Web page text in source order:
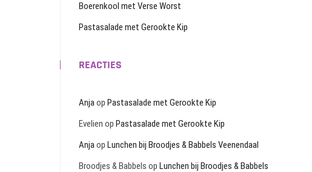
Boerenkool met Verse Worst
Pastasalade met Gerookte Kip
REACTIES
Anjaop Pastasalade met Gerookte Kip
Evelien op Pastasalade met Gerookte Kip
Anjaop Lunchen bij Broodjes & Babbels Veenendaal
Broodjes & Babbels op Lunchen bij Broodjes & Babbels